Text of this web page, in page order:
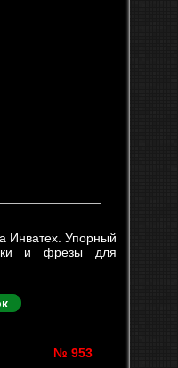
Инватех. Упорный
и фрезы для
№ 953